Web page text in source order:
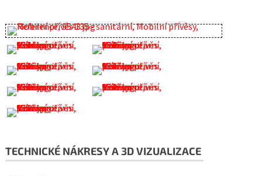
TECHNICKÉ NÁKRESY A 3D VIZUALIZACE